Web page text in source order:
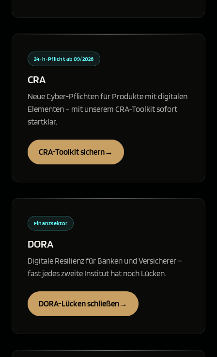
24-h-Pflicht ab 09/2026
CRA
Neue Cyber-Pflichten für Produkte mit digitalen
Elementen – mit unserem CRA-Toolkit sofort
startklar.
CRA-Toolkit sichern→
Finanzsektor
DORA
Digitale Resilienz für Banken und Versicherer –
fast jedes zweite Institut hat noch Lücken.
DORA-Lücken schließen→